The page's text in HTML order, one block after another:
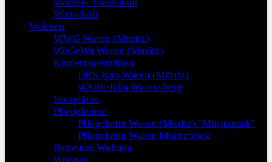
Wirtschaft
Wohnen
WWG Waren (Müritz)
WoGeWa Waren (Müritz)
Kindertagesstätten
DRK Kita Waren (Müritz)
WABE-Kita Warensberg
Hortplätze
Pflegeheime
Pflegeheim Waren (Müritz) "Müritzpark"
Pflegeheim Waren Müritzblick
Betreutes Wohnen